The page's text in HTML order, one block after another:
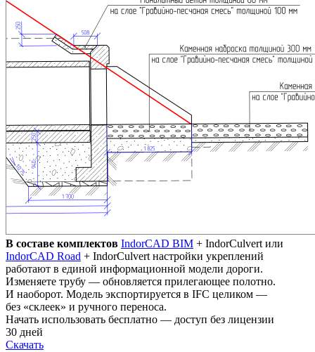
В составе комплектов IndorCAD BIM + IndorCulvert или
IndorCAD Road + IndorCulvert настройки укреплений
работают в единой информационной модели дороги.
Изменяете трубу — обновляется прилегающее полотно.
И наоборот. Модель экспортируется в IFC целиком —
без «склеек» и ручного переноса.
Начать использовать бесплатно — доступ без лицензии
30 дней
Скачать